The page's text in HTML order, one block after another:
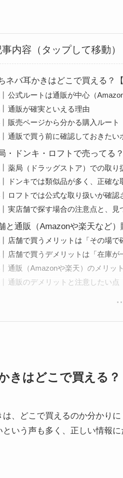
内容（タップして移動）
ネバ耳かきはどこで買える？
公式ルートは通販が中心（
通販が確実といえる理由
販売ページから分かる購入ルート
通販で買う前に確認しておきたい
・ドンキ・ロフトで売ってる
薬局（ドラッグストア）での取り
ドンキでは類似品が多く、正確
ロフトでは公式な取り扱いが確認
実店舗で探す場合の注意点と、見
と通販（Amazonや楽天など
店舗で買うメリットは「その場で
店舗で買うデメリットは「在庫が
通販（Amazonや楽天）のメリッ
通販のデメリットと注意したい点
きはどこで買える？
は、どこで買えるのか分かり
という声も多く、正しい情報